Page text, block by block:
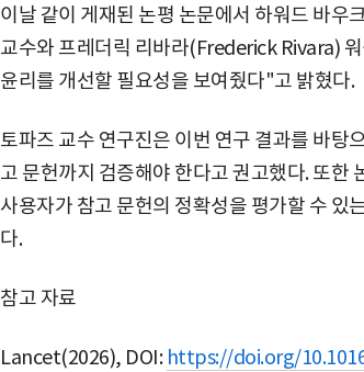
이날 같이 게재된 논평 논문에서 하워드 바
교수와 프레더릭 리바라(Frederick Rivara)
윤리를 개선할 필요성을 보여줬다"고 밝혔다.
토파즈 교수 연구진은 이번 연구 결과를 바탕
고 문헌까지 검증해야 한다고 권고했다. 또한
사용자가 참고 문헌의 정확성을 평가할 수 있
다.
참고 자료
Lancet(2026), DOI: https://doi.org/